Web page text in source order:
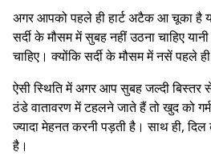
अगर आपको पहले ही हार्ट अटैक आ चूका है
सर्दी के मौसम में सुबह नहीं उठना चाहिए
चाहिए। क्योंकि सर्दी के मौसम में नसें पहले
ऐसी स्थिति में अगर आप सुबह जल्दी बिस्तर
ठंडे वातावरण में टहलने जाते हैं तो खुद को
ज्यादा मेहनत करनी पड़ती है। साथ ही,
है।